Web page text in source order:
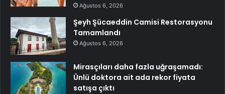
Ağustos 6, 2026
Şeyh Şücaeddin Camisi Restorasyonu
Tamamlandı
Ağustos 6, 2026
Mirasçıları daha fazla uğraşamadı:
Ünlü doktora ait ada rekor fiyata
satışa çıktı